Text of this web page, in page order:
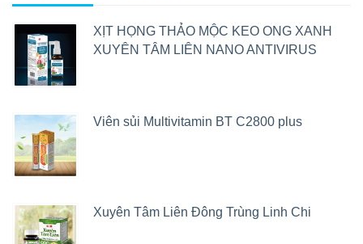
XỊT HỌNG THẢO MỘC KEO ONG XANH
XUYÊN TÂM LIÊN NANO ANTIVIRUS
Viên sủi Multivitamin BT C2800 plus
Xuyên Tâm Liên Đông Trùng Linh Chi